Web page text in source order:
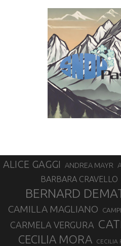
ALICE GAGGI ANDREA MAYR
BARBARA CRAVELLO
BERNARD
CAMILLA MAGLIANO
CARMELA VERGURA
CECILIA MORA CECILIA